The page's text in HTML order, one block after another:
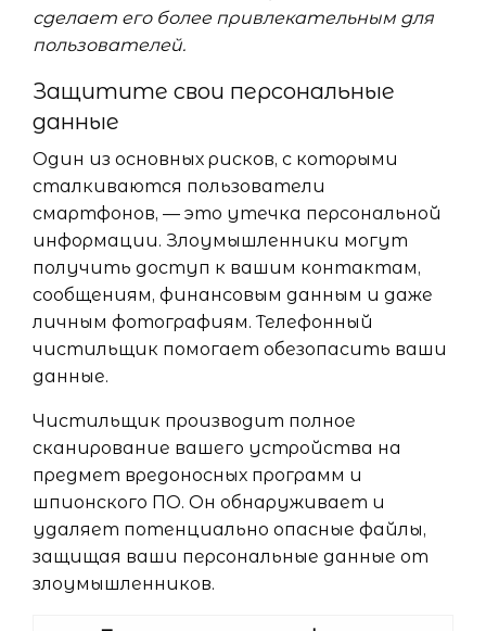
сделает его более привлекательным для
пользователей.
Защитите свои персональные
данные
Один из основных рисков, с которыми
сталкиваются пользователи
смартфонов, — это утечка персональной
информации. Злоумышленники могут
получить доступ к вашим контактам,
сообщениям, финансовым данным и даже
личным фотографиям. Телефонный
чистильщик помогает обезопасить ваши
данные.
Чистильщик производит полное
сканирование вашего устройства на
предмет вредоносных программ и
шпионского ПО. Он обнаруживает и
удаляет потенциально опасные файлы,
защищая ваши персональные данные от
злоумышленников.